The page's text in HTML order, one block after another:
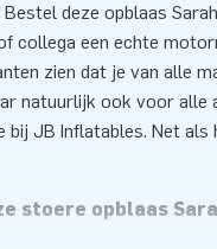
deze opblaas
collega een echte
zien dat je van alle
natuurlijk ook voor alle
JB Inflatables. Net als
stoere opblaas